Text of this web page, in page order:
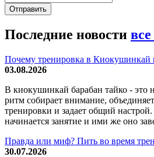
Отправить
Последние новости
Почему тренировка в Киокушинкай
03.08.2026
В киокушинкай барабан тайко - это
ритм собирает внимание,
тренировки и задает общий
начинается занятие и ими же оно
Правда или миф? Пить во время
30.07.2026